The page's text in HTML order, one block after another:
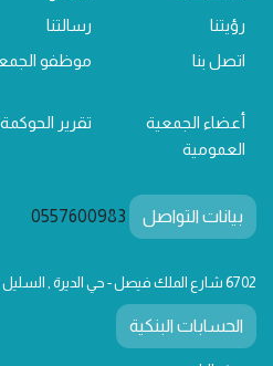
رؤيتنا
رسالتنا
اتصل بنا
موظفو
أعضاء الجمعية
العمومية
تقرير الحوكمة 2023
بيانات التواصل 0557600983
6702 شارع الملك فيصل - حي الديرة , السليل 18651
الحسابات البنكية